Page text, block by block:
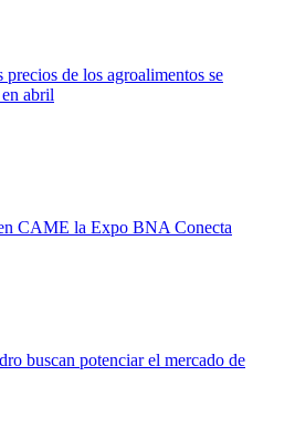
de los agroalimentos se
abril
CAME la Expo BNA Conecta
buscan potenciar el mercado de